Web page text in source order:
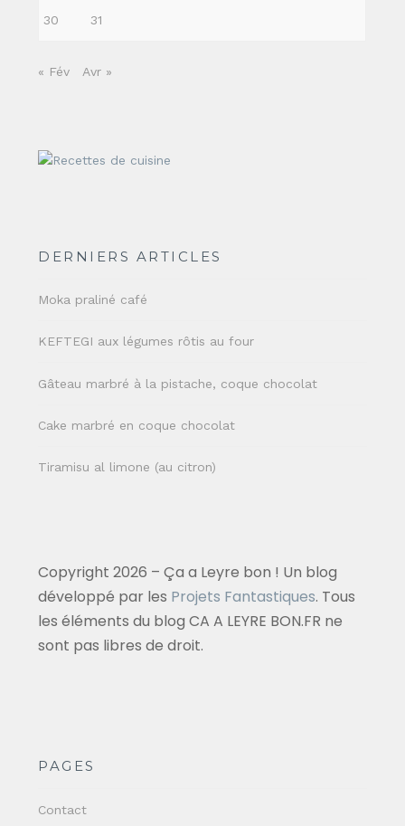
30 31
« Fév Avr »
DERNIERS ARTICLES
Moka praliné café
KEFTEGI aux légumes rôtis au four
Gâteau marbré à la pistache, coque chocolat
Cake marbré en coque chocolat
Tiramisu al limone (au citron)
Copyright 2026 – Ça a Leyre bon ! Un blog
développé par les Projets Fantastiques. Tous
les éléments du blog CA A LEYRE BON.FR ne
sont pas libres de droit.
PAGES
Contact